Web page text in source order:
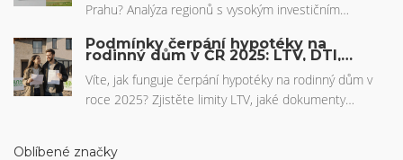
Prahu? Analýza regionů s vysokým investičním
Podmínky čerpání hypotéky na
rodinný dům v ČR 2025: LTV, DTI,
Víte, jak funguje čerpání hypotéky na rodinný dům v
roce 2025? Zjistěte limity LTV, jaké dokumenty
Oblíbené značky